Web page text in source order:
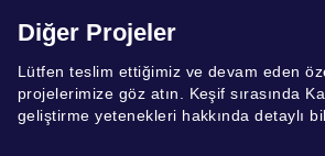
Diğer Projeler
Lütfen teslim ettiğimiz ve devam eden
projelerimize göz atın. Keşif sırasında
geliştirme yetenekleri hakkında detaylı